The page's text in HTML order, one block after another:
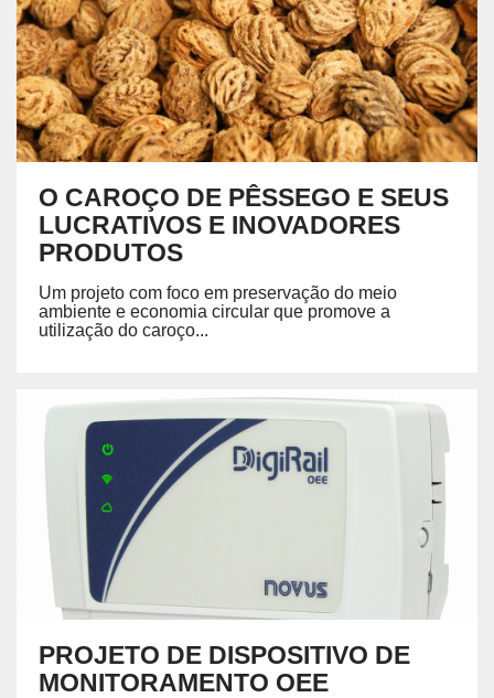
O CAROÇO DE PÊSSEGO E SEUS
LUCRATIVOS E INOVADORES
PRODUTOS
Um projeto com foco em preservação do meio
ambiente e economia circular que promove a
utilização do caroço...
PROJETO DE DISPOSITIVO DE
MONITORAMENTO OEE